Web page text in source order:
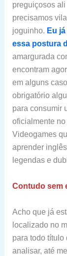
preguiçosos
precisamos
joguinho. Eu
essa postura
amargurada
encontram
em alguns
obrigatório
para consumir
oficialmente
Videogames
aprender
legendas e
Contudo sem
Acho que já
localizado no
para todo título
analisar, até